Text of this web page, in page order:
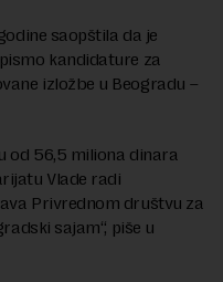
saopštila da je
kandidature za
izložbe u Beogradu –
od 56,5 miliona dinara
Vlade radi
Privrednom društvu za
sajam“, piše u